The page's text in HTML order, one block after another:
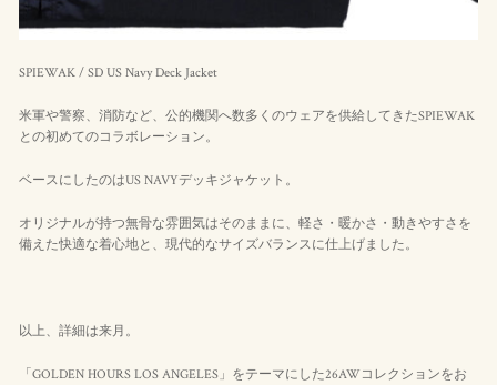
SPIEWAK / SD US Navy Deck Jacket
米軍や警察、消防など、公的機関へ数多くのウェアを供給してきたSPIEWAK
との初めてのコラボレーション。
ベースにしたのはUS NAVYデッキジャケット。
オリジナルが持つ無骨な雰囲気はそのままに、軽さ・暖かさ・動きやすさを
備えた快適な着心地と、現代的なサイズバランスに仕上げました。
以上、詳細は来月。
「GOLDEN HOURS LOS ANGELES」をテーマにした26AWコレクションをお